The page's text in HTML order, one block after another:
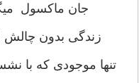
جان ماکسول
زندگی بدون
تنها موجودی که با